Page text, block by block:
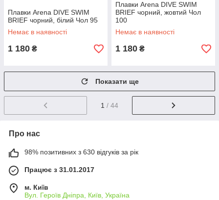
Плавки Arena DIVE SWIM
BRIEF чорний, білий Чол 95
Немає в наявності
1 180 ₴
Плавки Arena DIVE SWIM
BRIEF чорний, жовтий Чол
100
Немає в наявності
1 180 ₴
Показати ще
1 / 44
Про нас
98% позитивних з 630 відгуків за рік
Працює з 31.01.2017
м. Київ
Вул. Героїв Дніпра, Київ, Україна